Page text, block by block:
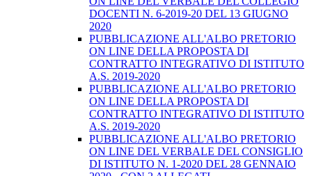
DOCENTI N. 6-2019-20 DEL 13 GIUGNO
2020
PUBBLICAZIONE ALL'ALBO PRETORIO
ON LINE DELLA PROPOSTA DI
CONTRATTO INTEGRATIVO DI ISTITUTO
A.S. 2019-2020
PUBBLICAZIONE ALL'ALBO PRETORIO
ON LINE DELLA PROPOSTA DI
CONTRATTO INTEGRATIVO DI ISTITUTO
A.S. 2019-2020
PUBBLICAZIONE ALL'ALBO PRETORIO
ON LINE DEL VERBALE DEL CONSIGLIO
DI ISTITUTO N. 1-2020 DEL 28 GENNAIO